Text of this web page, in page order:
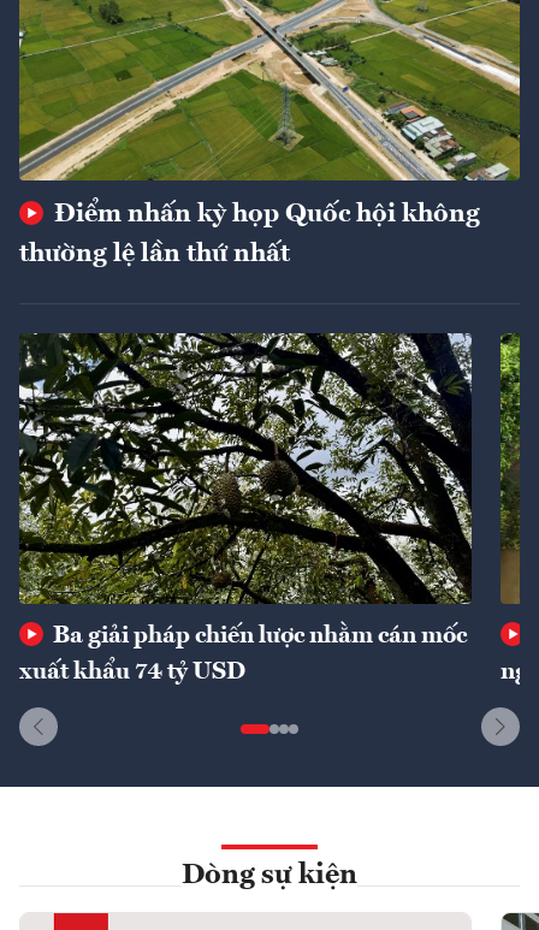
Điểm nhấn kỳ họp Quốc hội không
thường lệ lần thứ nhất
Ba giải pháp chiến lược nhằm cán mốc
xuất khẩu 74 tỷ USD
Dòng sự kiện